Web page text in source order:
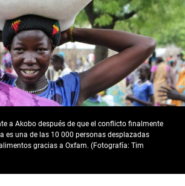
a Akobo después de que el conflicto finalmente
es una de las 10 000 personas desplazadas
gracias a Oxfam. (Fotografía: Tim